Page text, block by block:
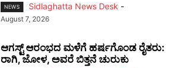
NEWS Sidlaghatta News Desk -
August 7, 2026
ಆಗಸ್ಟ್ ಆರಂಭದ ಮಳೆಗೆ ಹರ್ಷಗೊಂಡ ರೈತರು:
ರಾಗಿ, ಜೋಳ, ಅವರೆ ಬಿತ್ತನೆ ಚುರುಕು